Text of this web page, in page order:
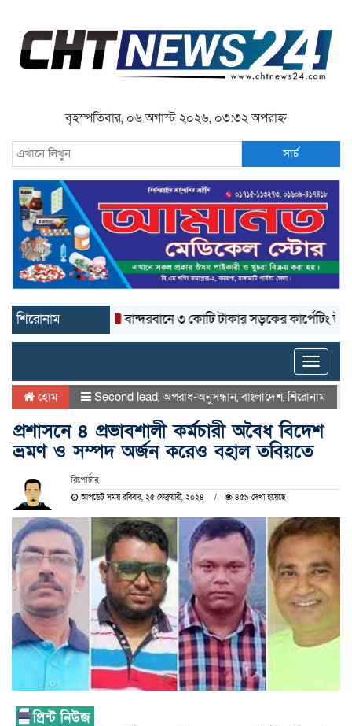
বৃহস্পতিবার, ০৬ অগাস্ট ২০২৬, ০৩:৩২ অপরাহ্ন
সার্চ
শিরোনাম বান্দরবানে ৩ কোটি টাকার সড়কের কার্পেটিং উঠে যাচ্ছে
Toggle
হোম Second lead,অপরাধ-অনুসন্ধান,বাংলাদেশ,শিরোনাম
প্রশাসনে ৪ প্রভাবশালী কর্মচারী অবৈধ বিদেশ
ভ্রমণ ও সম্পদ অর্জন করেও বহাল তবিয়তে
রিপোর্টার
আপডেট সময় রবিবার, ২৫ ফেব্রুয়ারী, ২০২৪ ৪৫৯ দেখা হয়েছে